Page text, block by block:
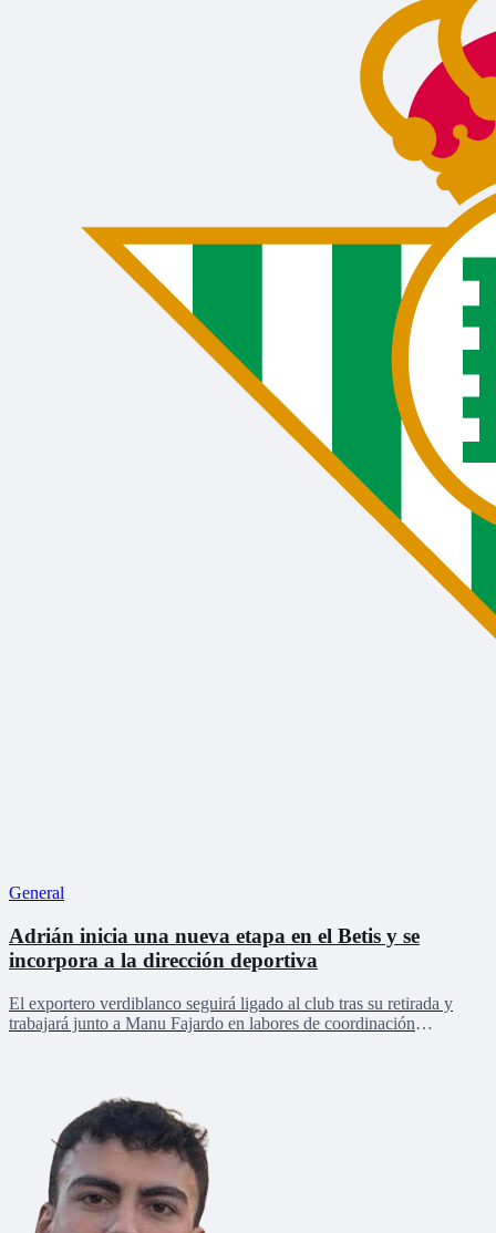
General
Adrián inicia una nueva etapa en el Betis y se
incorpora a la dirección deportiva
El exportero verdiblanco seguirá ligado al club tras su retirada y
trabajará junto a Manu Fajardo en labores de coordinación